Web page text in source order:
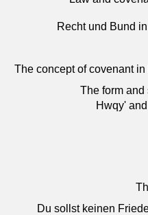
Recht und Bund
The concept of covenant
The form and
Du sollst keinen